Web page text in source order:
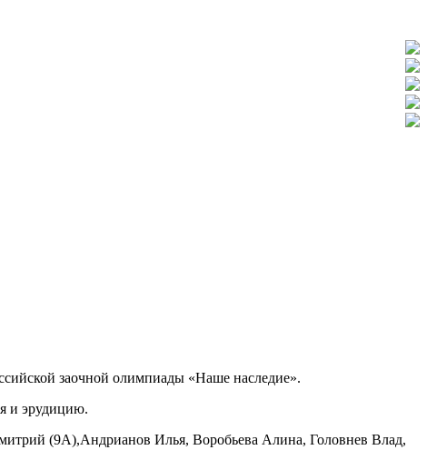
заочной олимпиады «Наше наследие».
и эрудицию.
(9А),Андрианов Илья, Воробьева Алина, Головнев Влад,